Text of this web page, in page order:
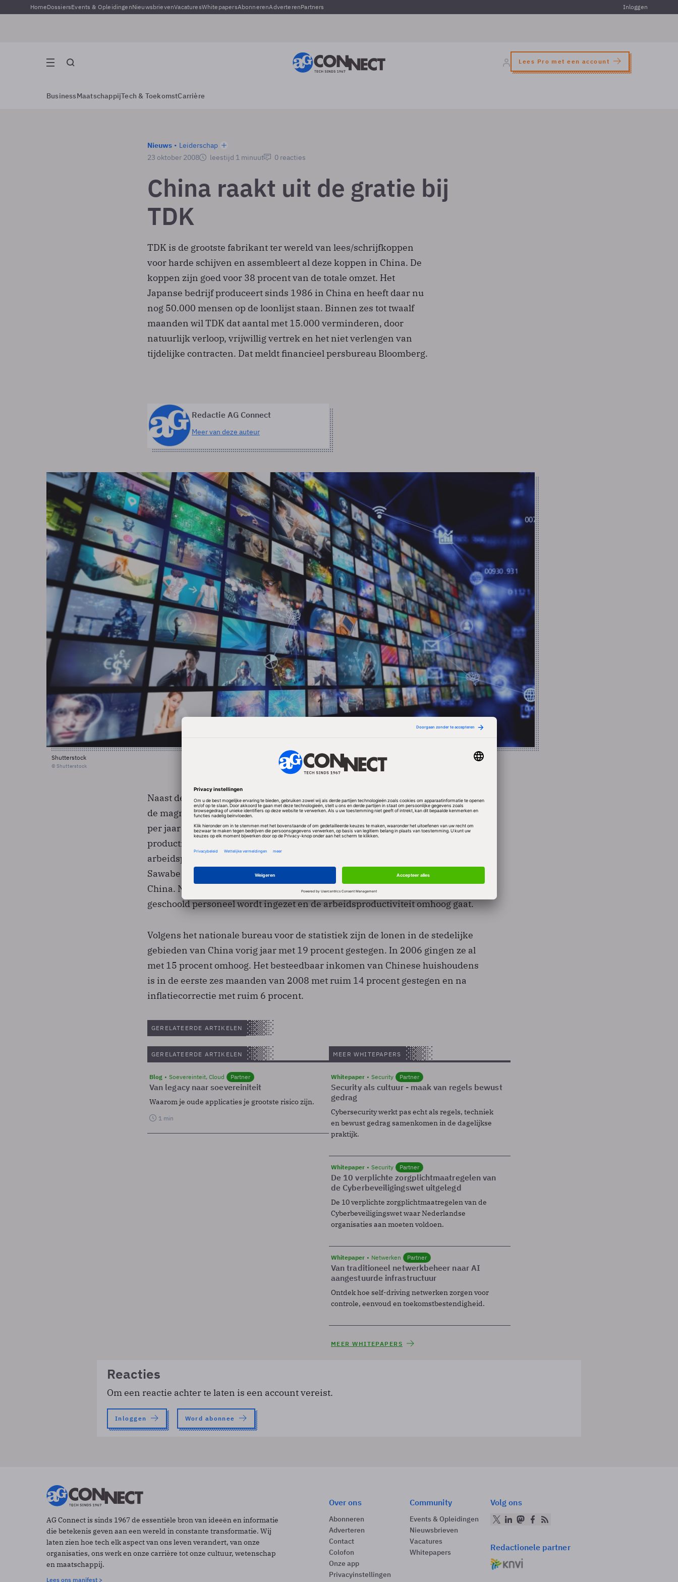
HomeDossiersEvents & OpleidingenNieuwsbrievenVacaturesWhitepapersAbonnerenAdverterenPartners Inloggen
Lees Pro met een account
BusinessMaatschappijTech & ToekomstCarrière
Nieuws
Leiderschap
23 oktober 2008
leestijd 1 minuut 0 reacties
China raakt uit de gratie bij
TDK
TDK is de grootste fabrikant ter wereld van lees/schrijfkoppen
voor harde schijven en assembleert al deze koppen in China. De
koppen zijn goed voor 38 procent van de totale omzet. Het
Japanse bedrijf produceert sinds 1986 in China en heeft daar nu
nog 50.000 mensen op de loonlijst staan. Binnen zes tot twaalf
maanden wil TDK dat aantal met 15.000 verminderen, door
natuurlijk verloop, vrijwillig vertrek en het niet verlengen van
tijdelijke contracten. Dat meldt financieel persbureau Bloomberg.
Redactie AG Connect
Meer van deze auteur
Shutterstock
© Shutterstock
Naast de stijgende loonkosten kampt TDK met dalende verkoopprijzen voor
de magneetkoppen. De afgelopen jaren zijn die gemiddeld met 15 procent
per jaar gedaald. TDK probeert de nadelige effecten te pareren door nieuwe
productiemachines te installeren, waardoor minder personeel nodig is en de
arbeidsproductiviteit toeneemt. Tegen Bloomberg zei TDK-topman Hajime
Sawabe dat het aanvankelijk zin had om te profiteren van de lage lonen in
China. Nu is het volgens hem tijd voor de volgende fase, waarin hoger
geschoold personeel wordt ingezet en de arbeidsproductiviteit omhoog gaat.
Volgens het nationale bureau voor de statistiek zijn de lonen in de stedelijke
gebieden van China vorig jaar met 19 procent gestegen. In 2006 gingen ze al
met 15 procent omhoog. Het besteedbaar inkomen van Chinese huishoudens
is in de eerste zes maanden van 2008 met ruim 14 procent gestegen en na
inflatiecorrectie met ruim 6 procent.
GERELATEERDE ARTIKELEN
GERELATEERDE ARTIKELEN
Blog Soevereinteit, Cloud Partner
Van legacy naar soevereiniteit
Waarom je oude applicaties je grootste risico zijn.
1 min
MEER WHITEPAPERS
Whitepaper Security Partner
Security als cultuur - maak van regels bewust
gedrag
Cybersecurity werkt pas echt als regels, techniek
en bewust gedrag samenkomen in de dagelijkse
praktijk.
Whitepaper Security Partner
De 10 verplichte zorgplichtmaatregelen van
de Cyberbeveiligingswet uitgelegd
De 10 verplichte zorgplichtmaatregelen van de
Cyberbeveiligingswet waar Nederlandse
organisaties aan moeten voldoen.
Whitepaper Netwerken Partner
Van traditioneel netwerkbeheer naar AI
aangestuurde infrastructuur
Ontdek hoe self-driving netwerken zorgen voor
controle, eenvoud en toekomstbestendigheid.
MEER WHITEPAPERS
Reacties
Om een reactie achter te laten is een account vereist.
Inloggen Word abonnee
AG Connect is sinds 1967 de essentiële bron van ideeën en informatie
die betekenis geven aan een wereld in constante transformatie. Wij
laten zien hoe tech elk aspect van ons leven verandert, van onze
organisaties, ons werk en onze carrière tot onze cultuur, wetenschap
en maatschappij.
Lees ons manifest >
Over ons
Abonneren
Adverteren
Contact
Colofon
Onze app
Privacyinstellingen
Community
Events & Opleidingen
Nieuwsbrieven
Vacatures
Whitepapers
Volg ons
Redactionele partner